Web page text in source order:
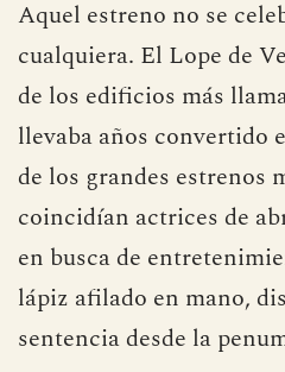
Aquel estreno no se
cualquiera. El Lope de
de los edificios más
llevaba años convertido
de los grandes estrenos
coincidían actrices de
en busca de
lápiz afilado en mano,
sentencia desde la